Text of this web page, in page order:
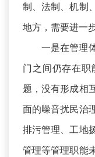
制、法制、机制
地方，需要进一
一是在管理
门之间仍存在
题，没有形成相
面的噪音扰民治
排污管理、工地
管理等管理职能